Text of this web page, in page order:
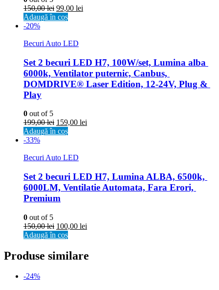
150,00lei 99,00 lei
Adaugă în coș
-20%
Becuri Auto LED
Set 2 becuri LED H7, 100W/set, Lumina alba
6000k, Ventilator puternic, Canbus,
DOMDRIVE® Laser Edition, 12-24V, Plug &
Play
0 out of 5
199,00lei 159,00 lei
Adaugă în coș
-33%
Becuri Auto LED
Set 2 becuri LED H7, Lumina ALBA, 6500k,
6000LM, Ventilatie Automata, Fara Erori,
Premium
0 out of 5
150,00lei 100,00 lei
Adaugă în coș
Produse similare
-24%